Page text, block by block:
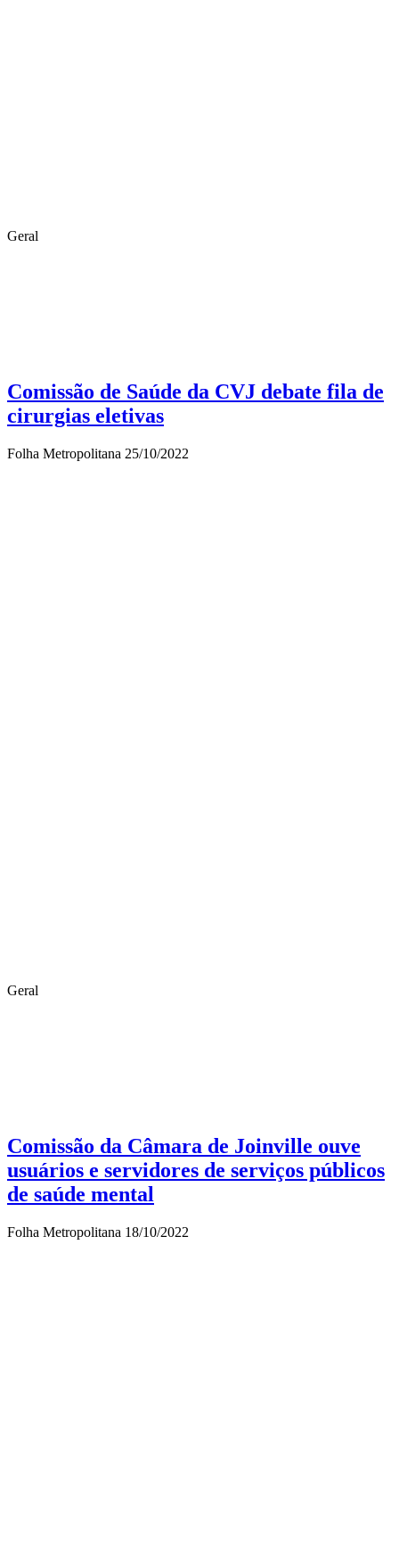
Geral
Comissão de Saúde da CVJ debate fila de
cirurgias eletivas
Folha Metropolitana 25/10/2022
Geral
Comissão da Câmara de Joinville ouve
usuários e servidores de serviços públicos
de saúde mental
Folha Metropolitana 18/10/2022